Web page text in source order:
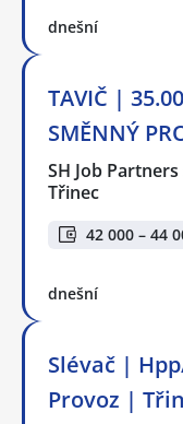
dnešní
TAVIČ |
SMĚNNÝ
SH Job
Třinec
42 000 – 44
dnešní
Slévač |
Provoz |